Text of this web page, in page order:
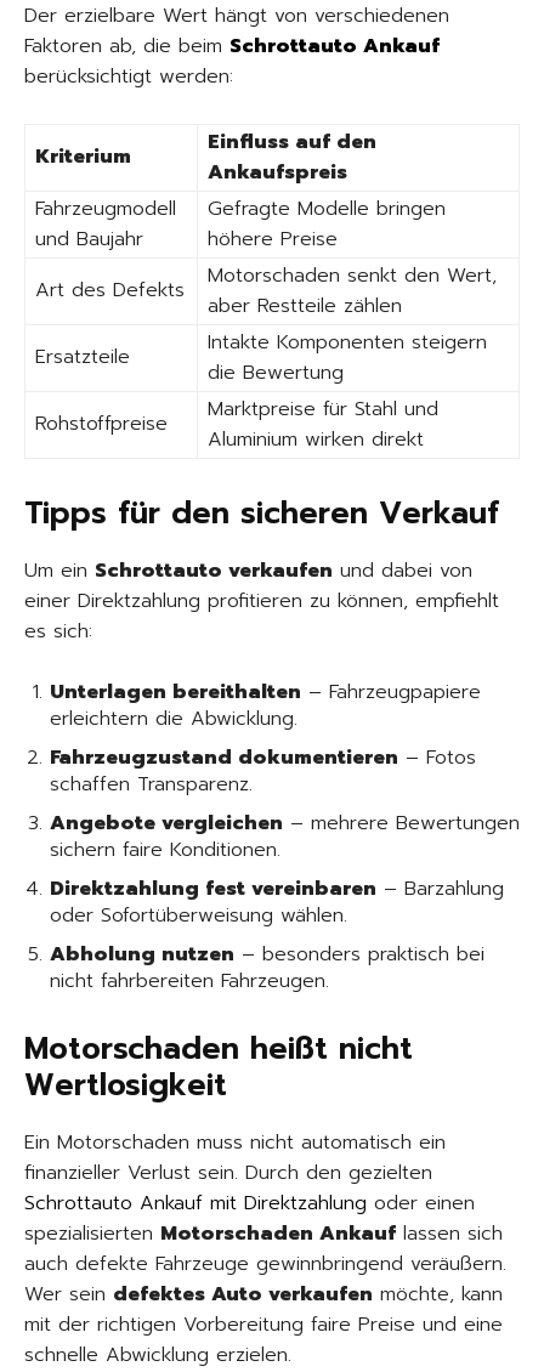
Der erzielbare Wert hängt von verschiedenen
Faktoren ab, die beim Schrottauto Ankauf
berücksichtigt werden:
Kriterium
Einfluss auf den
Ankaufspreis
Fahrzeugmodell
und Baujahr
Gefragte Modelle bringen
höhere Preise
Art des Defekts
Motorschaden senkt den Wert,
aber Restteile zählen
Ersatzteile
Intakte Komponenten steigern
die Bewertung
Rohstoffpreise
Marktpreise für Stahl und
Aluminium wirken direkt
Tipps für den sicheren Verkauf
Um ein Schrottauto verkaufen und dabei von
einer Direktzahlung profitieren zu können, empfiehlt
es sich:
Unterlagen bereithalten – Fahrzeugpapiere
erleichtern die Abwicklung.
Fahrzeugzustand dokumentieren – Fotos
schaffen Transparenz.
Angebote vergleichen – mehrere Bewertungen
sichern faire Konditionen.
Direktzahlung fest vereinbaren – Barzahlung
oder Sofortüberweisung wählen.
Abholung nutzen – besonders praktisch bei
nicht fahrbereiten Fahrzeugen.
Motorschaden heißt nicht
Wertlosigkeit
Ein Motorschaden muss nicht automatisch ein
finanzieller Verlust sein. Durch den gezielten
Schrottauto Ankauf mit Direktzahlung oder einen
spezialisierten Motorschaden Ankauf lassen sich
auch defekte Fahrzeuge gewinnbringend veräußern.
Wer sein defektes Auto verkaufen möchte, kann
mit der richtigen Vorbereitung faire Preise und eine
schnelle Abwicklung erzielen.